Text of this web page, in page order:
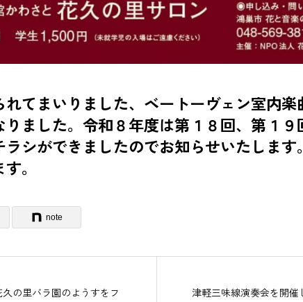
てまいりました、ベートーヴェン室内
りました。令和８年度は第１８回、第１
ラシができましたのでお知らせいたしま
。
note
久の里バラ園のようすをフ
津軽三味線演奏会を開催